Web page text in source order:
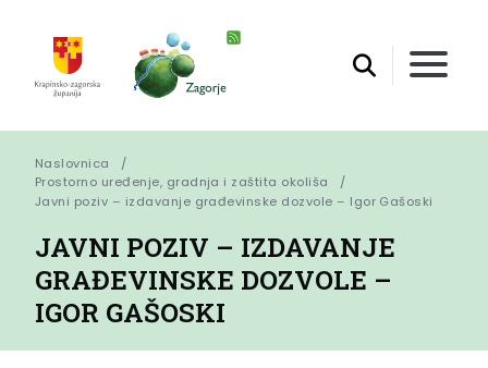
Naslovnica
Prostorno uređenje, gradnja i zaštita okoliša
Javni poziv – izdavanje građevinske dozvole – Igor Gašoski
JAVNI POZIV – IZDAVANJE
GRAĐEVINSKE DOZVOLE –
IGOR GAŠOSKI